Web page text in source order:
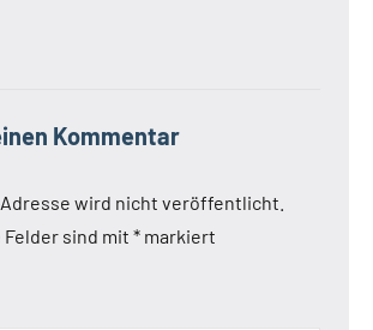
Kommentar
wird nicht veröffentlicht.
sind mit * markiert